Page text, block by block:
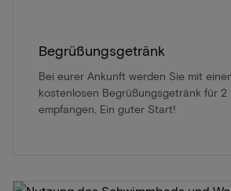
Begrüßungsgetränk
Bei eurer Ankunft werden Sie mit
kostenlosen Begrüßungsgetränk für 2
empfangen. Ein guter Start!